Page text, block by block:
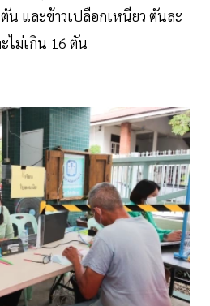
น และข้าวเปลือกเหนียว ตันละ
ไม่เกิน 16 ตัน